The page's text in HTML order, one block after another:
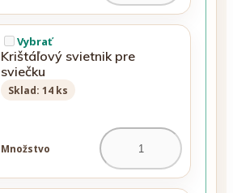
Vybrať
Krištáľový svietnik pre
sviečku
Sklad: 14 ks
Množstvo